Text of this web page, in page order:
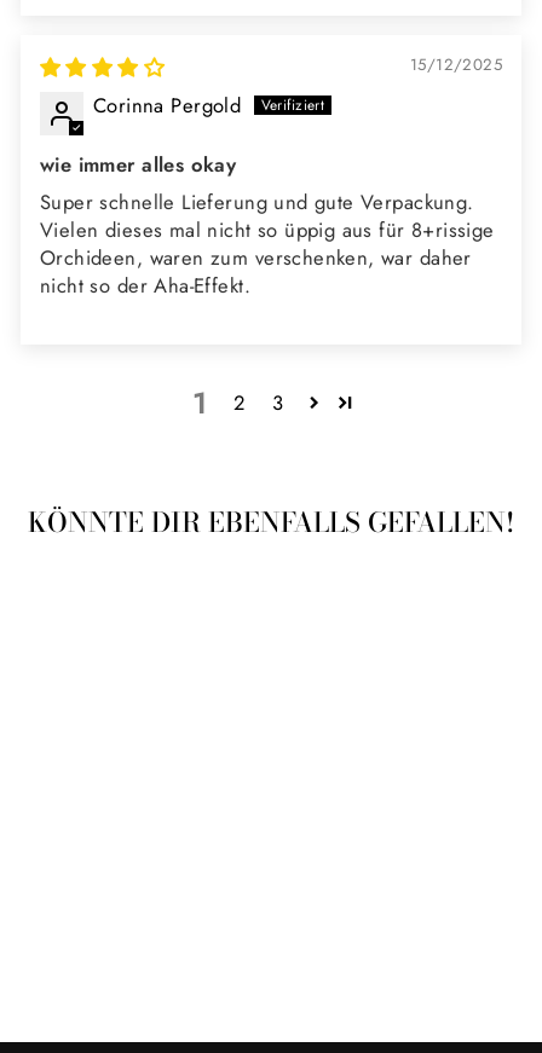
15/12/2025
Corinna Pergold
wie immer alles okay
Super schnelle Lieferung und gute Verpackung.
Vielen dieses mal nicht so üppig aus für 8+rissige
Orchideen, waren zum verschenken, war daher
nicht so der Aha-Effekt.
1 2 3
KÖNNTE DIR EBENFALLS GEFALLEN!